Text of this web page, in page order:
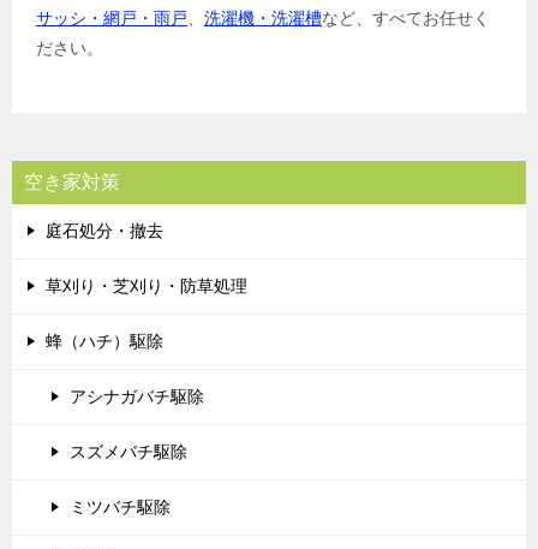
サッシ・網戸・雨戸
洗濯機・洗濯槽など、すべてお任せく
ださい。
空き家対策
庭石処分・撤去
草刈り・芝刈り・防草処理
蜂（ハチ）駆除
アシナガバチ駆除
スズメバチ駆除
ミツバチ駆除